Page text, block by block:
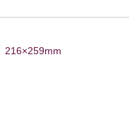
216×259mm